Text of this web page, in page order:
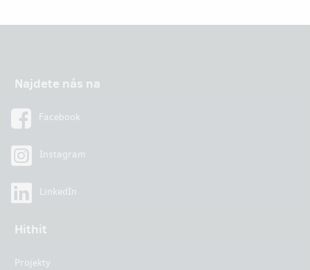
Najdete nás na
Facebook
Instagram
LinkedIn
Hithit
Projekty